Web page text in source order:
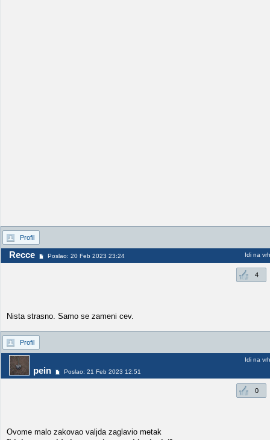
Profil
Recce Poslao: 20 Feb 2023 23:24 Idi na vrh
4
Nista strasno. Samo se zameni cev.
Profil
pein Poslao: 21 Feb 2023 12:51
Idi na vrh
0
Ovome malo zakovao valjda zaglavio metak